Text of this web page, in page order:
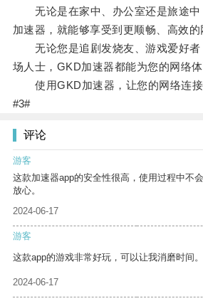
无论是在家中、办公室还是旅途中
加速器，就能够享受到更顺畅、高效的
无论您是追剧发烧友、游戏爱好者
场人士，GKD加速器都能为您的网络体
使用GKD加速器，让您的网络连接
#3#
评论
游客
这款加速器app的安全性很高，使用过程中不
放心。
2024-06-17
游客
这款app的游戏非常好玩，可以让我消磨时间。
2024-06-17